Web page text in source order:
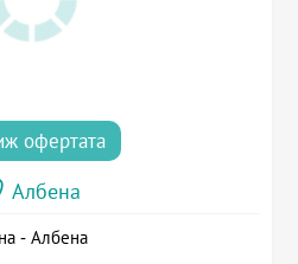
офертата
Албена
- Албена